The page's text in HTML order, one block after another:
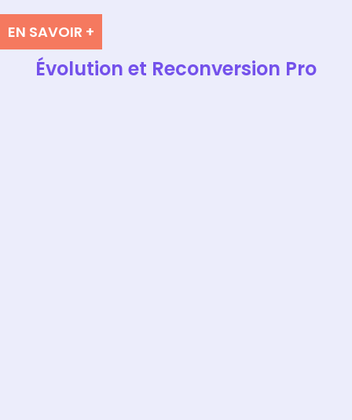
EN SAVOIR +
Évolution et Reconversion Pro